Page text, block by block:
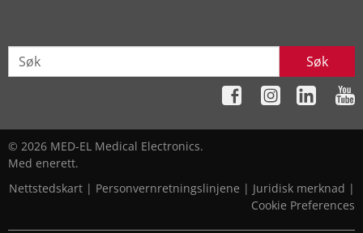
Søk
© 2026 MED-EL Medical Electronics.
Med enerett.
Nettstedskart | Personvernretningslinjene | Juridisk merknad |
Cookie Preferences